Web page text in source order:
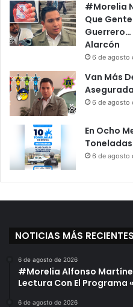
#Morelia
Que
Guerrero…
Alarcón
6 de agosto
Van Más
6 de agosto
En Ocho
Toneladas
6 de agosto
NOTICIAS MÁS RECIENTES
6 de agosto de 2026
#Morelia Alfonso
Lectura Con El Programa
6 de agosto de 2026